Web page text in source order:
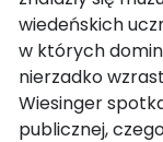
wiedeńskich
w których
nierzadko
Wiesinger
publicznej,